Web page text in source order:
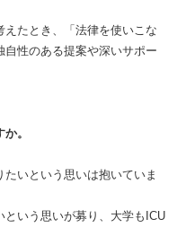
たとき、「法律を使いこな
性のある提案や深いサポー
。
いという思いは抱いていま
いう思いが募り、大学もICU